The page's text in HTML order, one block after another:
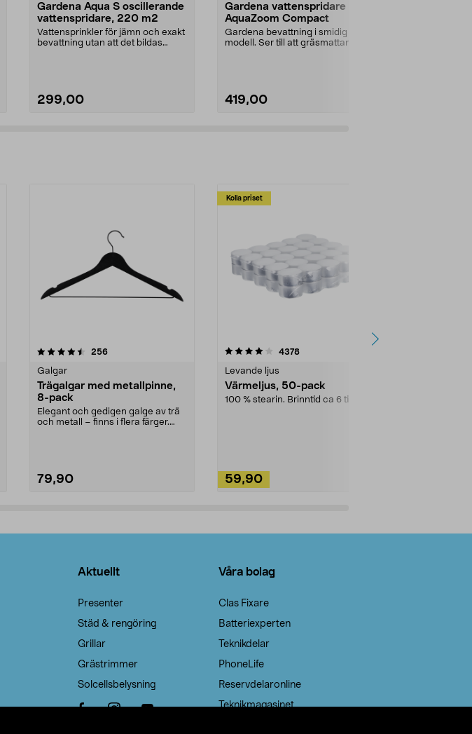
Gardena Aqua S oscillerande
vattenspridare, 220 m2
Vattensprinkler för jämn och exakt
bevattning utan att det bildas
299,00
Gardena vattenspridare
AquaZoom Compact
Gardena bevattning i smidig
modell. Ser till att gräsmattan och
419,00
256recensioner
Galgar
Trägalgar med metallpinne,
8-pack
Elegant och gedigen galge av trä
och metall – finns i flera färger.
79,90
Kolla priset
4.0av 5 stjärnor 4378recensioner
Levande ljus
Värmeljus, 50-pack
100 % stearin. Brinntid ca 6 tim.
59,90
4.5av 5 stjärnor
Aktuellt
Presenter
Städ & rengöring
Grillar
Grästrimmer
Solcellsbelysning
Våra bolag
Clas Fixare
Batteriexperten
Teknikdelar
PhoneLife
Reservdelaronline
Teknikmagasinet